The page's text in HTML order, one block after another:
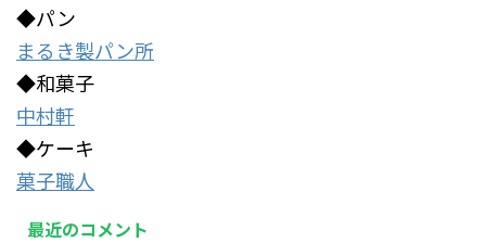
◆パン
まるき製パン所
◆和菓子
中村軒
◆ケーキ
菓子職人
最近のコメント